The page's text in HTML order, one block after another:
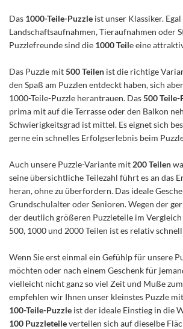
Das 1000-Teile-Puzzle ist unser Klassiker.
Landschaftsaufnahmen, Tieraufnahmen oder
Puzzlefreunde sind die 1000 Teile eine
Das Puzzle mit500 Teilen ist die richtige
den Spaß am Puzzlen entdeckt haben, sich
1000-Teile-Puzzle herantrauen. Das500 Teile-
prima mit auf die Terrasse oder den Balkon
Schwierigkeitsgrad ist mittel. Es eignet sich
gerne ein schnelles Erfolgserlebnis beim
Auch unsere Puzzle-Variante mit 200 Teilen
seine übersichtliche Teilezahl führt es an das
heran, ohne zu überfordern. Das ideale
Grundschulalter oder Senioren. Wegen der
der deutlich größeren Puzzleteile im Vergleich
500, 1000 und 2000 Teilen ist es relativ schnell
Wenn Sie erst einmal ein Gefühlp für unsere
möchten oder nach einem Geschenk für
vielleicht nicht ganz so viel Zeit und Muße
empfehlen wir Ihnen unser kleinstes Puzzle
100-Teile-Puzzle ist der ideale Einstieg in die
100 Puzzleteileverteilen sich auf dieselbe